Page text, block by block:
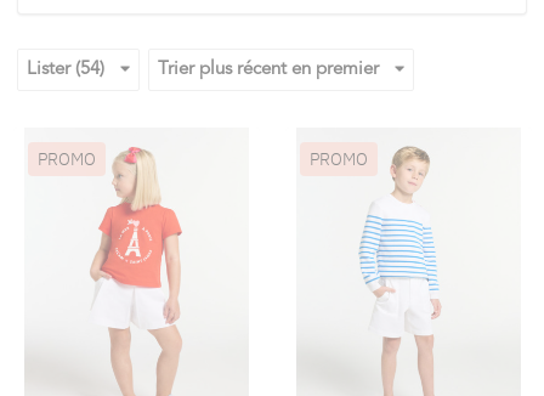
Lister (54) Trier plus récent en premier
PROMO PROMO